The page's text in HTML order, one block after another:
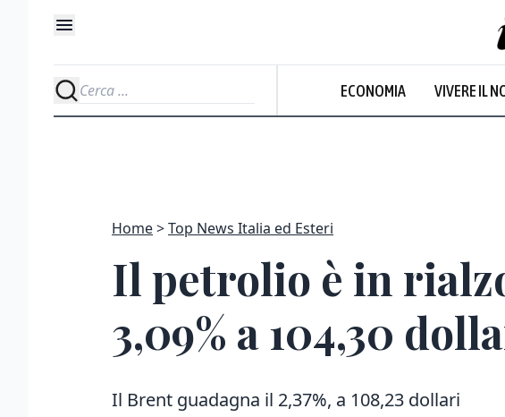
ECONOMIA VIVERE IL
Home Top News Italia ed Esteri
Il petrolio è in
3,09% a 104,30
Il Brent guadagna il 2,37%, a 108,23 dollari